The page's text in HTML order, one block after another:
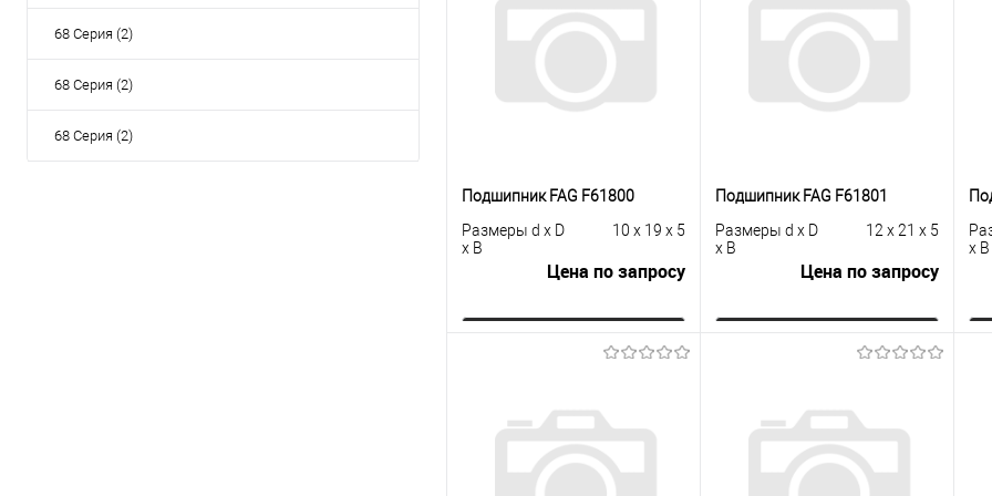
68 Серия (2)
68 Серия (2)
68 Серия (2)
В избранное
Под заказ
В избранное
Под заказ
Подшипник FAG F61800
Размеры d x D
x B
10 x 19 x 5
Цена по запросу
Запросить цену
Купить в 1
сравнению
В избранное
Под заказ
Подшипник FAG F61801
Размеры d x D
x B
12 x 21 x 5
Цена по запросу
Запросить цену
Купить в 1
сравнению
В избранное
Под заказ
x B